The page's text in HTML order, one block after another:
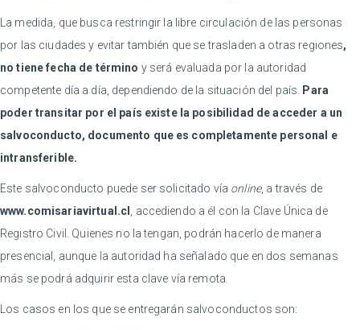
La medida, que busca restringir la libre circulación de las personas
por las ciudades y evitar también que se trasladen a otras regiones,
no tiene fecha de término y será evaluada por la autoridad
competente día a día, dependiendo de la situación del país.
Para
poder transitar por el país existe la posibilidad de acceder a un
salvoconducto, documento que es completamente personal e
intransferible.
Este salvoconducto puede ser solicitado vía online, a través de
www.comisariavirtual.cl
, accediendo a él con la Clave Única de
Registro Civil. Quienes no la tengan, podrán hacerlo de manera
presencial, aunque la autoridad ha señalado que en dos semanas
más se podrá adquirir esta clave vía remota.
Los casos en los que se entregarán salvoconductos son: